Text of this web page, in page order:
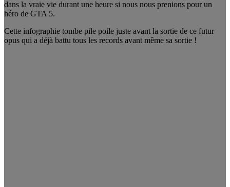
dans la vraie vie durant une heure si nous nous prenions pour un
héro de GTA 5.
Cette infographie tombe pile poile juste avant la sortie de ce futur
opus qui a déjà battu tous les records avant même sa sortie !